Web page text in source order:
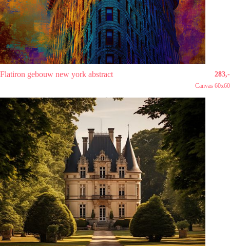
Flatiron gebouw new york abstract 283,-
Canvas 60x60